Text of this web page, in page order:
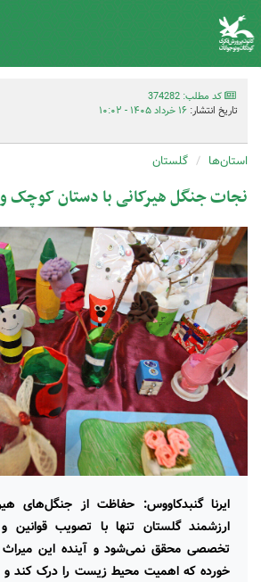
کد مطلب: 374282
تاریخ انتشار: ۱۶ خرداد ۱۴۰۵ - ۱۰:۰۲
استان‌ها گلستان
نجات جنگل هیرکانی با دستان کوچک
ایرنا گنبدکاووس: حفاظت از جنگل‌های
ارزشمند گلستان تنها با تصویب قوانین
تخصصی محقق نمی‌شود و آینده این
خورده که اهمیت محیط زیست را درک کند و